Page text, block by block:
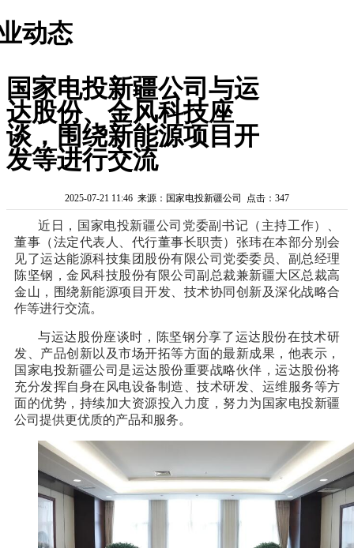
动态
国家电投新疆公司与运
达股份、金风科技座
谈，围绕新能源项目开
发等进行交流
2025-07-21 11:46 来源：国家电投新疆公司 点击：347
近日，国家电投新疆公司党委副书记（主持工作）、
董事（法定代表人、代行董事长职责）张玮在本部分别会
见了运达能源科技集团股份有限公司党委委员、副总经理
陈坚钢，金风科技股份有限公司副总裁兼新疆大区总裁高
金山，围绕新能源项目开发、技术协同创新及深化战略合
作等进行交流。
与运达股份座谈时，陈坚钢分享了运达股份在技术研
发、产品创新以及市场开拓等方面的最新成果，他表示，
国家电投新疆公司是运达股份重要战略伙伴，运达股份将
充分发挥自身在风电设备制造、技术研发、运维服务等方
面的优势，持续加大资源投入力度，努力为国家电投新疆
公司提供更优质的产品和服务。